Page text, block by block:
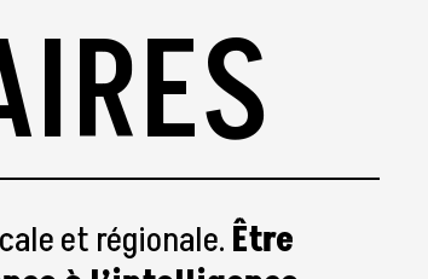
et régionale.Être